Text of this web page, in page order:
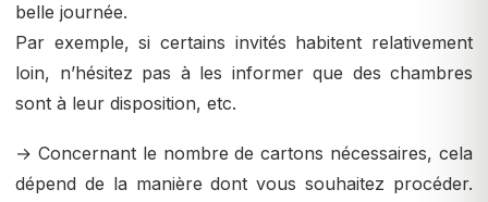
belle journée.
Par exemple, si certains invités habitent relativement
loin, n’hésitez pas à les informer que des chambres
sont à leur disposition, etc.
→ Concernant le nombre de cartons nécessaires, cela
dépend de la manière dont vous souhaitez procéder.